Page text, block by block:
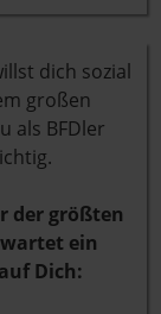
dich sozial
großen
als BFDler
der größten
ein
Dich: